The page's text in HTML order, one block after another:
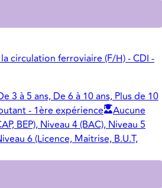
circulation ferroviaire (F/H) - CDI -
3 à 5 ans, De 6 à 10 ans, Plus de 10
- 1ère expérience
Aucune
BEP), Niveau 4 (BAC), Niveau 5
6 (Licence, Maitrise, B.U.T,